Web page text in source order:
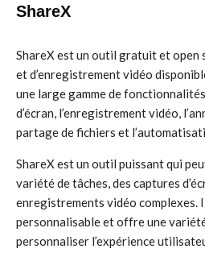
ShareX
ShareX est un outil gratuit et open
et d’enregistrement vidéo
une large gamme de
d’écran, l’enregistrement vidéo,
partage de fichiers et
ShareX est un outil puissant qui
variété de tâches, des captures
enregistrements vidéo complexes.
personnalisable et offre une
personnaliser l’expérience